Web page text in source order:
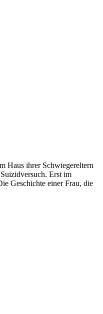
Haus ihrer Schwiegereltern
Erst im
Geschichte einer Frau, die